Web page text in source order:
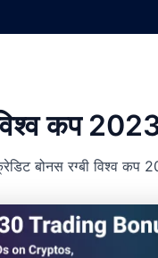
कप 2023
बोनस रग्बी विश्व कप